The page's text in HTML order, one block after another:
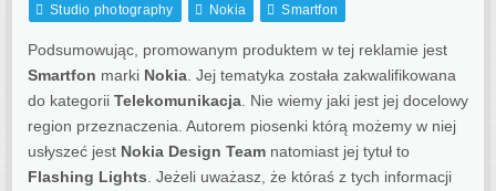
Studio photography
Nokia Smartfon
Podsumowując, promowanym produktem w tej reklamie jest
Smartfon marki Nokia . Jej tematyka została zakwalifikowana
do kategorii Telekomunikacja . Nie wiemy jaki jest jej docelowy
region przeznaczenia. Autorem piosenki którą możemy w niej
usłyszeć jest Nokia Design Team natomiast jej tytuł to
Flashing Lights . Jeżeli uważasz, że któraś z tych informacji